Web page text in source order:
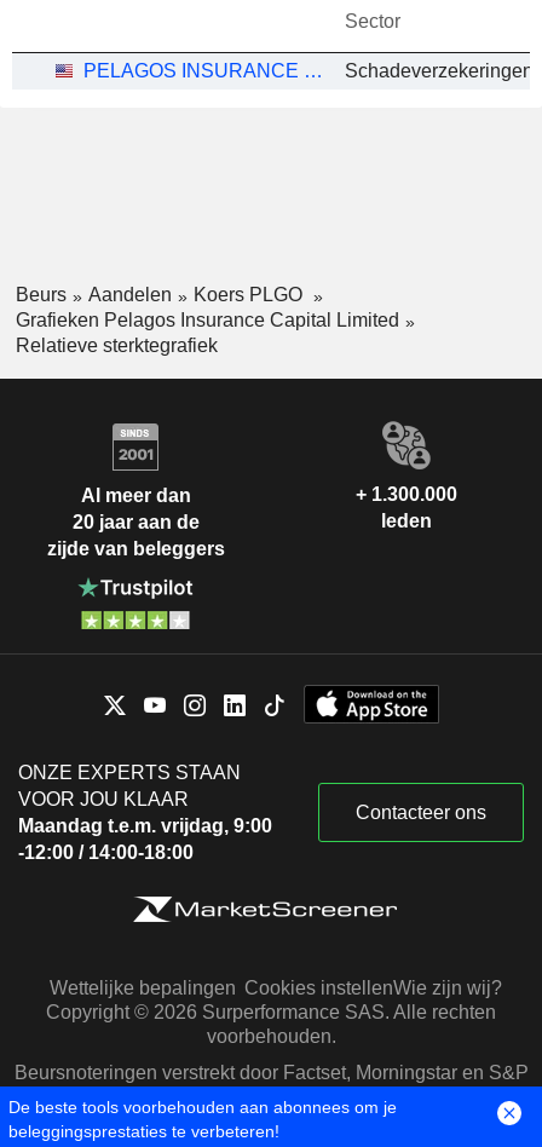
Sector
PELAGOS INSURANCE CAPITAL LIMITED Schadeverzekeringen
Beurs Aandelen
Koers PLGO
Grafieken Pelagos Insurance Capital Limited
Relatieve sterktegrafiek
Al meer dan
20 jaar aan de
zijde van beleggers
+ 1.300.000
leden
ONZE EXPERTS STAAN
VOOR JOU KLAAR
Maandag t.e.m. vrijdag, 9:00
-12:00 / 14:00-18:00
Contacteer ons
Wettelijke bepalingen Cookies instellenWie zijn wij?
Copyright © 2026 Surperformance SAS. Alle rechten
voorbehouden.
Beursnoteringen verstrekt door Factset, Morningstar en S&P
Capital IQ
De beste tools voorbehouden aan abonnees om je
beleggingsprestaties te verbeteren!